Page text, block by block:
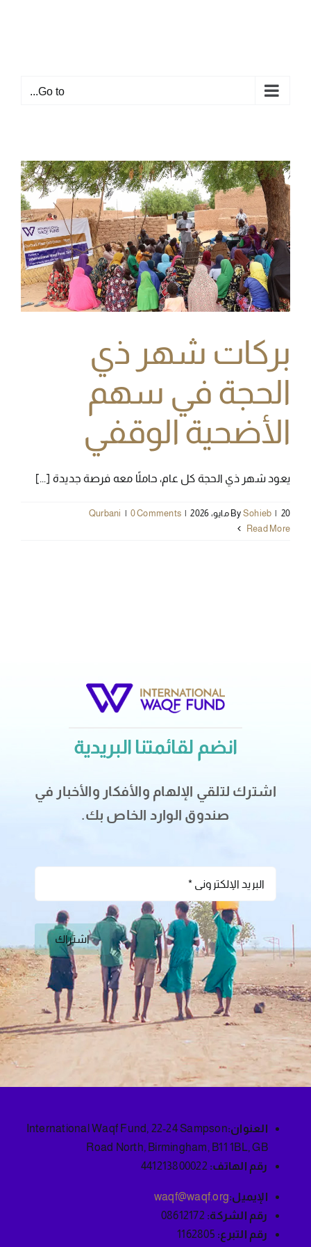
Go to...
بركات شهر ذي
الحجة في سهم
الأضحية الوقفي
يعود شهر ذي الحجة كل عام، حاملًا معه فرصة جديدة [...]
By Sohieb | 20 مايو، 2026 |
Qurbani | 0 Comments
Read More
انضم لقائمتنا البريدية
اشترك لتلقي الإلهام والأفكار والأخبار في
صندوق الوارد الخاص بك.
اشتراك
العنوان:International Waqf Fund, 22-24 Sampson
Road North, Birmingham, B11 1BL, GB
رقم الهاتف: 441213800022
الإيميل:waqf@waqf.org
رقم الشركة: 08612172
رقم التبرع: 1162805